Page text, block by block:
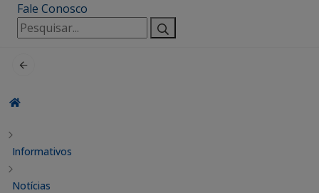
Fale Conosco
Pesquisar
por:
Informativos
Notícias